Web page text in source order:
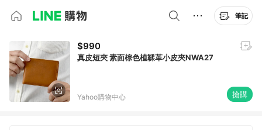
筆記
$990
真皮短夾 素面棕色植鞣革小皮夾NWA27
Yahoo購物中心 搶購